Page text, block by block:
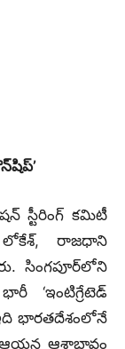
స్టీరింగ్ కమిటీ
రాజధాని
సింగపూర్‌లోని
‘ఇంటిగ్రేటెడ్
ఇది భారతదేశంలోనే
ఆయన ఆశాభావం